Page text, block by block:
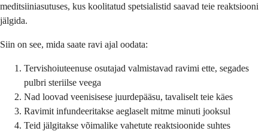
meditsiiniasutuses, kus koolitatud spetsialistid saavad teie reaktsiooni
jälgida.
Siin on see, mida saate ravi ajal oodata:
Tervishoiuteenuse osutajad valmistavad ravimi ette, segades
pulbri steriilse veega
Nad loovad veenisisese juurdepääsu, tavaliselt teie käes
Ravimit infundeeritakse aeglaselt mitme minuti jooksul
Teid jälgitakse võimalike vahetute reaktsioonide suhtes